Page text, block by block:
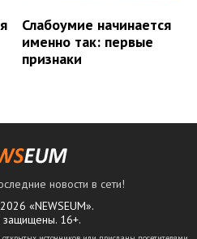
Слабоумие начинается
именно так: первые
признаки
новости в сети!
«NEWSEUM».
защищены. 16+.